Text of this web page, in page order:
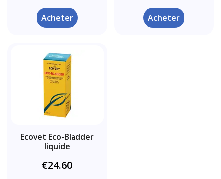
Acheter Acheter
Ecovet Eco-Bladder
liquide
€24.60